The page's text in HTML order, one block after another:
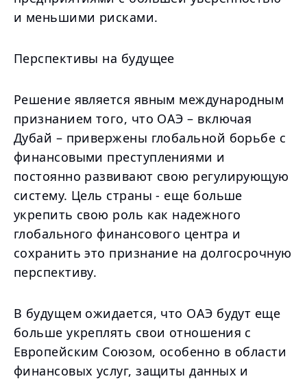
и меньшими рисками.
Перспективы на будущее
Решение является явным международным
признанием того, что ОАЭ – включая
Дубай – привержены глобальной борьбе с
финансовыми преступлениями и
постоянно развивают свою регулирующую
систему. Цель страны - еще больше
укрепить свою роль как надежного
глобального финансового центра и
сохранить это признание на долгосрочную
перспективу.
В будущем ожидается, что ОАЭ будут еще
больше укреплять свои отношения с
Европейским Союзом, особенно в области
финансовых услуг, защиты данных и